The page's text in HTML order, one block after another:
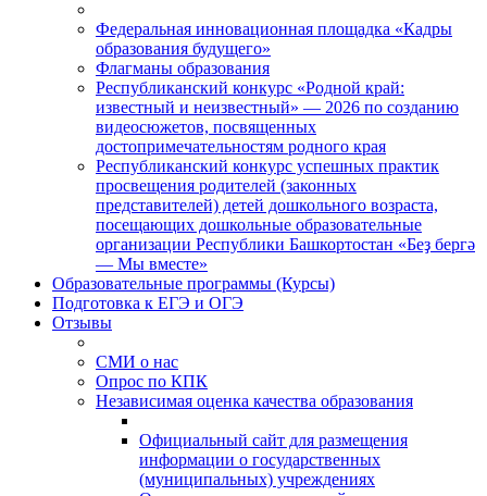
Федеральная инновационная площадка «Кадры
образования будущего»
Флагманы образования
Республиканский конкурс «Родной край:
известный и неизвестный» — 2026 по созданию
видеосюжетов, посвященных
достопримечательностям родного края
Республиканский конкурс успешных практик
просвещения родителей (законных
представителей) детей дошкольного возраста,
посещающих дошкольные образовательные
организации Республики Башкортостан «Беҙ бергә
— Мы вместе»
Образовательные программы (Курсы)
Подготовка к ЕГЭ и ОГЭ
Отзывы
СМИ о нас
Опрос по КПК
Независимая оценка качества образования
Официальный сайт для размещения
информации о государственных
(муниципальных) учреждениях